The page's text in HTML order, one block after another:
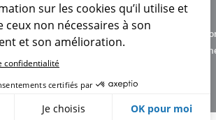
Charte
Données
sur les cookies qu’il utilise et
ceux non nécessaires à son
et son amélioration.
confidentialité
certifiés par
Je choisis OK pour moi